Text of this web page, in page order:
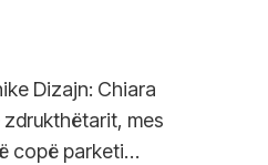
Dizajn: Chiara
mes
copë parketi…